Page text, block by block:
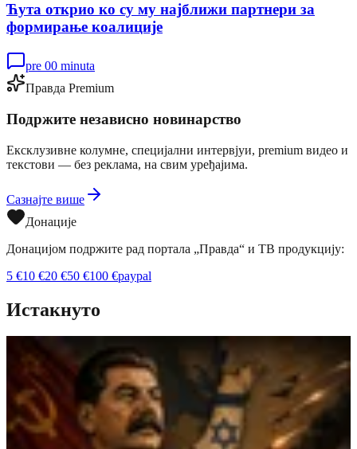
Ћута открио ко су му најближи партнери за
формирање коалиције
pre 00 minuta
Правда Premium
Подржите независно новинарство
Ексклузивне колумне, специјални интервјуи, premium видео и
текстови — без реклама, на свим уређајима.
Сазнајте више
Донације
Донацијом подржите рад портала „Правда“ и ТВ продукцију:
5 €10 €20 €50 €100 €paypal
Истакнуто